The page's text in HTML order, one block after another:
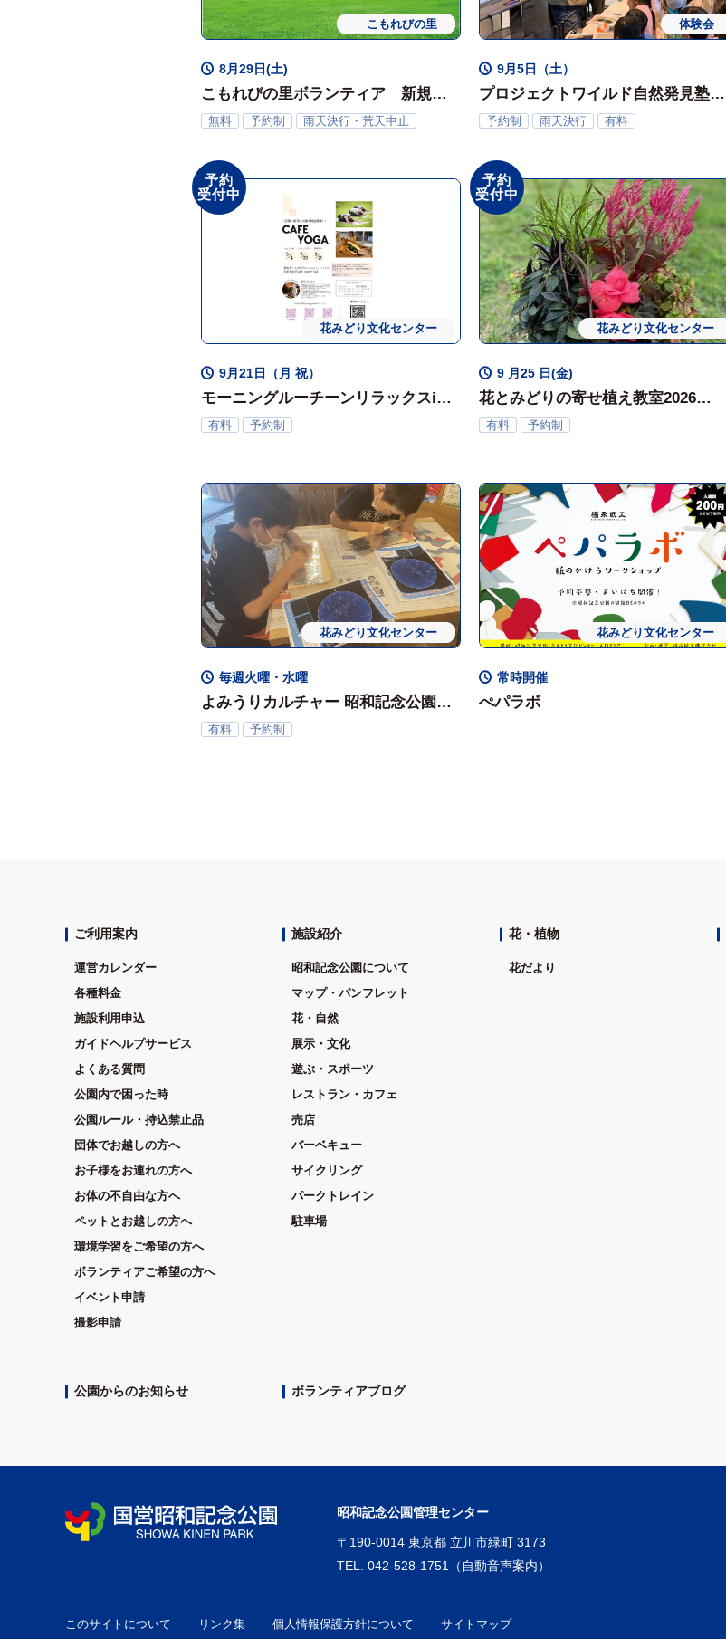
常時・定期開催
体験会
こもれびの里
8月29日(土)
こもれびの里ボランティア 新規ボ
ランティア体験会
無料 予約制 雨天決行・荒天中止
体験会
9月5日（土）
プロジェクトワイルド自然発見塾（9
月）
予約制 雨天決行 有料
予約
受付中
体験会
花みどり文化センター
9月21日（月 祝）
モーニングルーチーンリラックスin
国営昭和記念公園 ヨガ講座
有料 予約制
予約
受付中
体験会
ワークショップ
花みどり文化センター
9 月25 日(金)
花とみどりの寄せ植え教室2026
「秋の寄せ植え」
有料 予約制
常時・定期開催
体験会
花みどり文化センター
毎週火曜・水曜
よみうりカルチャー 昭和記念公園教
室有料 予約制
常時・定期開催
体験会
花みどり文化センター
常時開催
ぺパラボ
ご利用案内
運営カレンダー
各種料金
施設利用申込
ガイドヘルプサービス
よくある質問
公園内で困った時
公園ルール・持込禁止品
団体でお越しの方へ
お子様をお連れの方へ
お体の不自由な方へ
ペットとお越しの方へ
環境学習をご希望の方へ
ボランティアご希望の方へ
イベント申請
撮影申請
施設紹介
昭和記念公園について
マップ・パンフレット
花・自然
展示・文化
遊ぶ・スポーツ
レストラン・カフェ
売店
バーベキュー
サイクリング
パークトレイン
駐車場
花・植物
花だより
公園からのお知らせ ボランティアブログ
昭和記念公園管理センター
〒 190-0014 東京都 立川市緑町 3173
TEL. 042-528-1751
このサイトについて リンク集 個人情報保護方針について サイトマップ